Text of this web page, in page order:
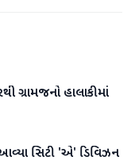
ગ્રામજનો હાલાકીમાં
આવ્યા સિટી 'એ' ડિવિઝન